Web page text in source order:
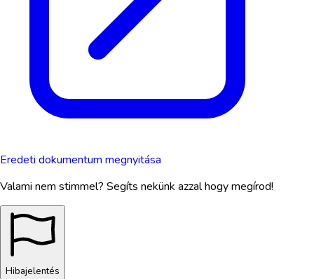
Eredeti dokumentum megnyitása
Valami nem stimmel? Segíts nekünk azzal hogy megírod!
Hibajelentés